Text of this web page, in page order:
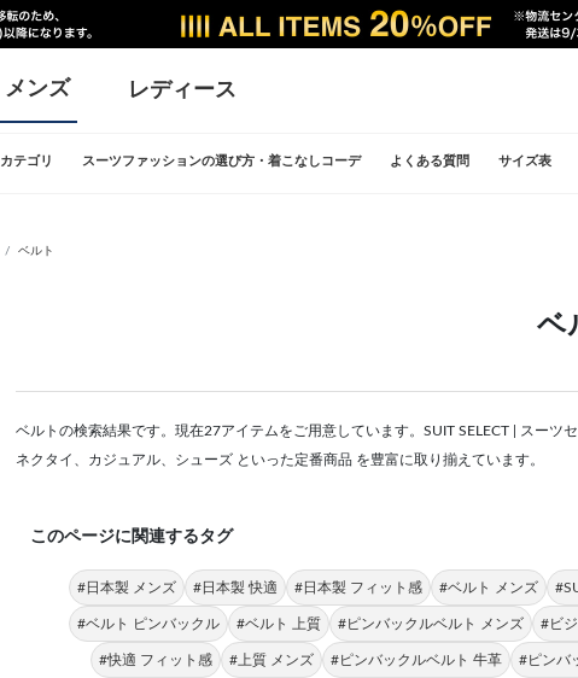
メンズ レディース
カテゴリ スーツファッションの選び方・着こなしコーデ よくある質問 サイズ表
ベルト
ベ
ベルトの検索結果です。現在27アイテムをご用意しています。SUIT SELECT | スー
ネクタイ、カジュアル、シューズ といった定番商品 を豊富に取り揃えています。
このページに関連するタグ
#日本製 メンズ #日本製 快適 #日本製 フィット感 #ベルト メンズ
#ベルト ピンバックル #ベルト 上質 #ピンバックルベルト メンズ #ビ
#快適 フィット感 #上質 メンズ #ピンバックルベルト 牛革 #ピンバ